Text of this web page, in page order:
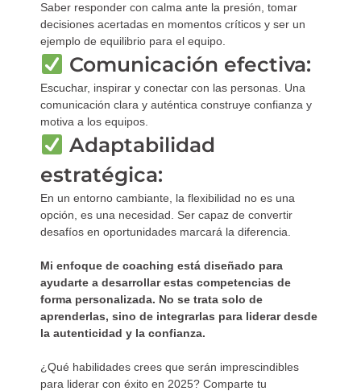
Saber responder con calma ante la presión, tomar
decisiones acertadas en momentos críticos y ser un
ejemplo de equilibrio para el equipo.
Comunicación efectiva:
Escuchar, inspirar y conectar con las personas. Una
comunicación clara y auténtica construye confianza y
motiva a los equipos.
Adaptabilidad
estratégica:
En un entorno cambiante, la flexibilidad no es una
opción, es una necesidad. Ser capaz de convertir
desafíos en oportunidades marcará la diferencia.
Mi enfoque de coaching está diseñado para
ayudarte a desarrollar estas competencias de
forma personalizada. No se trata solo de
aprenderlas, sino de integrarlas para liderar desde
la autenticidad y la confianza.
¿Qué habilidades crees que serán imprescindibles
para liderar con éxito en 2025? Comparte tu